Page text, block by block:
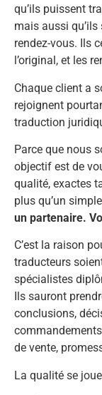
qu’ils puissent
mais aussi
rendez-vous. Ils
l’original, et les
Chaque client a
rejoignent
traduction
Parce que nous
objectif est de
qualité, exactes
plus qu’un
un partenaire.
C’est la raison
traducteurs
spécialistes
Ils sauront
conclusions,
de vente,
La qualité se